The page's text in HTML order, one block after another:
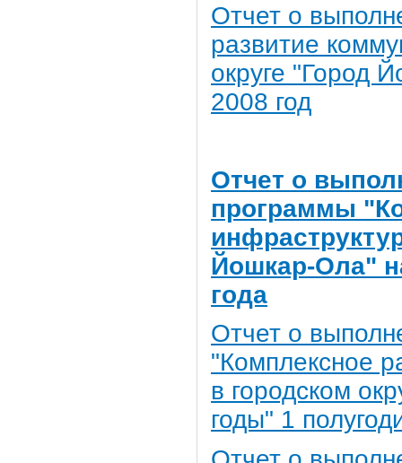
Отчет о
развитие
округе "Город
2008 год
Отчет о
программы
Йошкар-Ола"
года
Отчет о
"Комплексное
в городском
годы" 1